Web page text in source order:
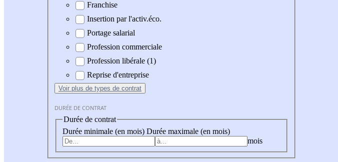
Franchise
Insertion par l'activ.éco.
Portage salarial
Profession commerciale
Profession libérale (1)
Reprise d'entreprise
Voir plus de types de contrat
DURÉE DE CONTRAT
Durée de contrat
Durée minimale (en mois) Durée maximale (en mois)
mois